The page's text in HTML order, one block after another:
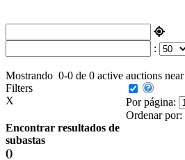
:
Mostrando 0-0 de 0 active auctions near
Por página:
Ordenar por:
Filters
X
Encontrar resultados de
subastas
()